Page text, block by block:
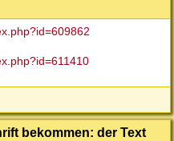
bekommen: der Text